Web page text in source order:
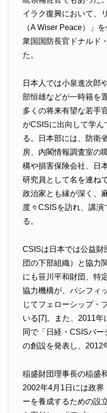
イラク復興において、
（A Wiser Peace）」
衆国国防長官ドナルド
た。
日本人では小泉進次郎
部恒雄などが一時籍を
多くの将来有望な若手
がCSISに出向して学
る。日本部には、防衛
房、内閣情報調査室の
構や損害保険会社、日
研究員として名を連ね
政治家とも縁が深く、
度々CSISを訪れ、講
る。
CSISは日本では公益
団の下部組織）と協力
にも笹川平和財団、特
協力機構が、パシフィ
じてフェローシップ・
いる[7]。また、2011
同で「日経・CSISバー
の創設を発表し、2012
稲盛財団理事長の稲盛
2002年4月1日には政
ーを養成するための設